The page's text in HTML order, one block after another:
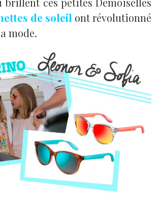
de soleil ont révolutionné
mode.